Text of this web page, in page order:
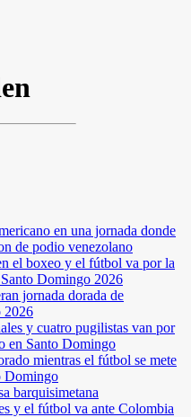
en una jornada donde
de podio venezolano
el boxeo y el fútbol va por la
Domingo 2026
jornada dorada de
2026
y cuatro pugilistas van por
en Santo Domingo
mientras el fútbol se mete
Domingo
barquisimetana
y el fútbol va ante Colombia